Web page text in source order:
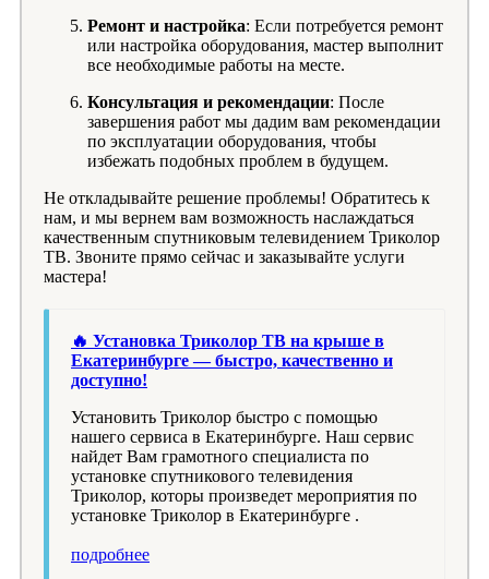
Ремонт и настройка: Если потребуется ремонт
или настройка оборудования, мастер выполнит
все необходимые работы на месте.
Консультация и рекомендации: После
завершения работ мы дадим вам рекомендации
по эксплуатации оборудования, чтобы
избежать подобных проблем в будущем.
Не откладывайте решение проблемы! Обратитесь к
нам, и мы вернем вам возможность наслаждаться
качественным спутниковым телевидением Триколор
ТВ. Звоните прямо сейчас и заказывайте услуги
мастера!
🔥 Установка Триколор ТВ на крыше в
Екатеринбурге — быстро, качественно и
доступно!
Установить Триколор быстро с помощью
нашего сервиса в Екатеринбурге. Наш сервис
найдет Вам грамотного специалиста по
установке спутникового телевидения
Триколор, которы произведет мероприятия по
установке Триколор в Екатеринбурге .
подробнее